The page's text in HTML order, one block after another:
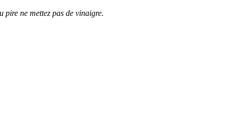
pire ne mettez pas de vinaigre.